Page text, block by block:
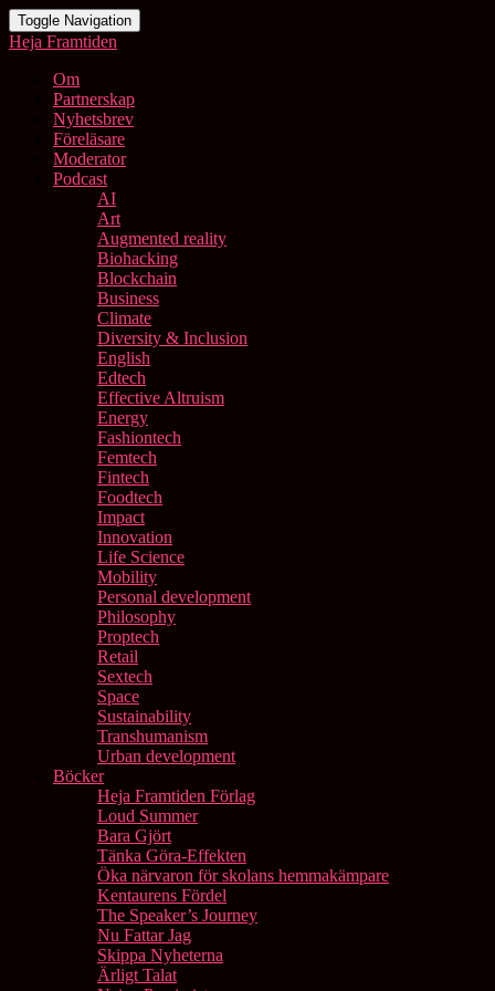
Toggle Navigation
Heja Framtiden
Om
Partnerskap
Nyhetsbrev
Föreläsare
Moderator
Podcast
AI
Art
Augmented reality
Biohacking
Blockchain
Business
Climate
Diversity & Inclusion
English
Edtech
Effective Altruism
Energy
Fashiontech
Femtech
Fintech
Foodtech
Impact
Innovation
Life Science
Mobility
Personal development
Philosophy
Proptech
Retail
Sextech
Space
Sustainability
Transhumanism
Urban development
Böcker
Heja Framtiden Förlag
Loud Summer
Bara Gjört
Tänka Göra-Effekten
Öka närvaron för skolans hemmakämpare
Kentaurens Fördel
The Speaker’s Journey
Nu Fattar Jag
Skippa Nyheterna
Ärligt Talat